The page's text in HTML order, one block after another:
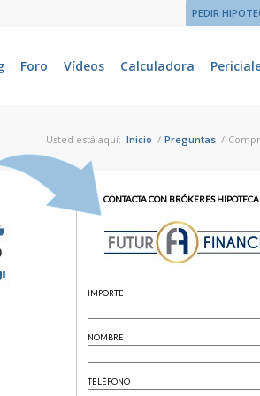
PEDIR
Foro Vídeos Calculadora
Usted está aquí: Inicio / Preguntas /